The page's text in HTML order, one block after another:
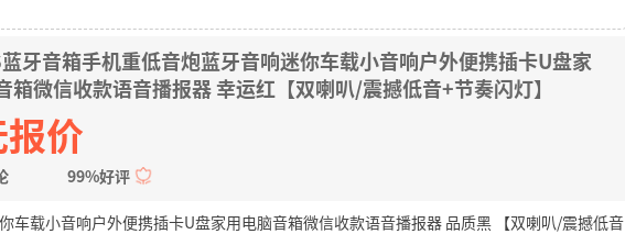
牙音箱手机重低音炮蓝牙音响迷你车载小音响户外便携插卡U盘家
箱微信收款语音播报器 幸运红【双喇叭/震撼低音+节奏闪灯】
价
99%好评
车载小音响户外便携插卡U盘家用电脑音箱微信收款语音播报器 品质黑 【双喇叭/震撼低音